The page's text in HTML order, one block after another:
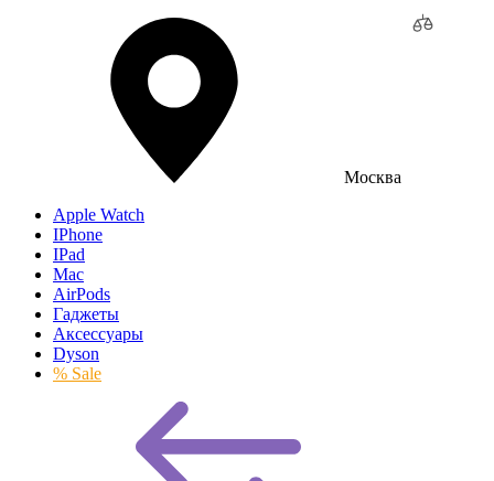
Москва
Apple Watch
IPhone
IPad
Mac
AirPods
Гаджеты
Аксессуары
Dyson
% Sale